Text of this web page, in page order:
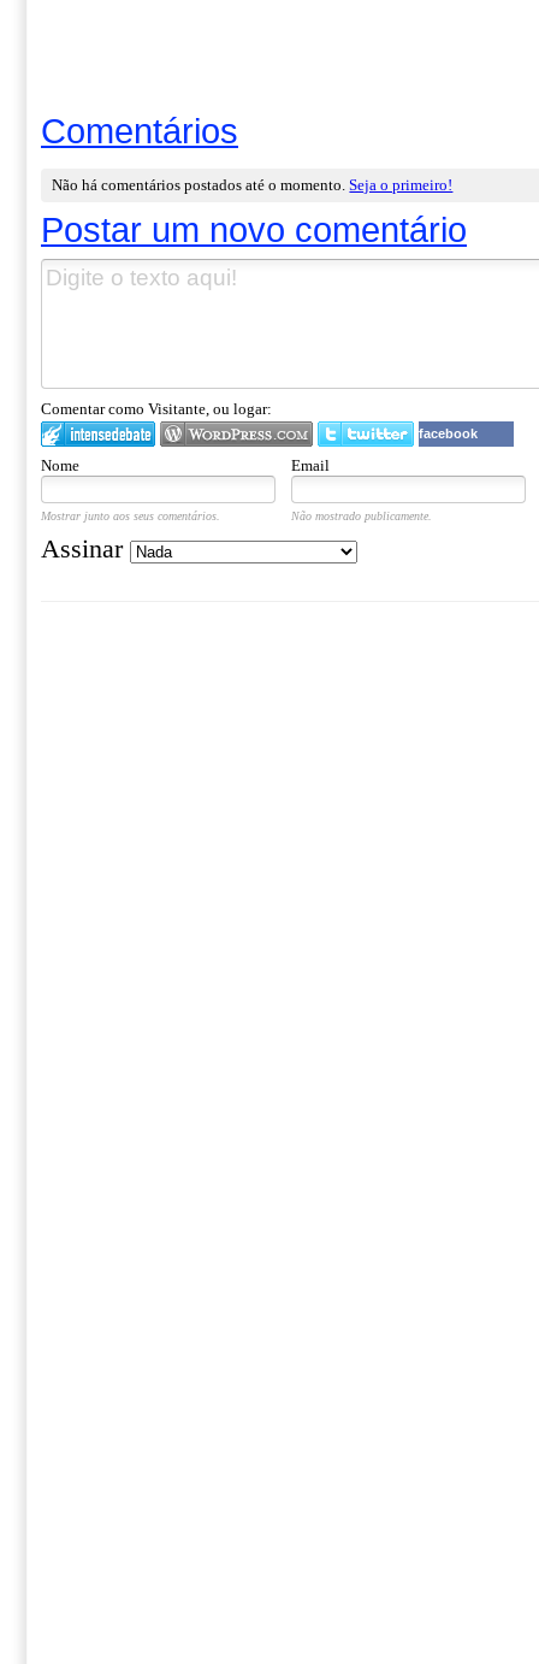
Comentários
Não há comentários postados até o momento.Seja o primeiro!
Postar um novo comentário
Comentar como Visitante, ou logar:
facebook
Nome Email
Mostrar junto aos seus comentários. Não mostrado publicamente.
Assinar